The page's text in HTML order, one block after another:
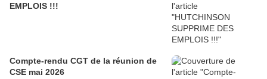
EMPLOIS !!!
Compte-rendu CGT de la réunion de
CSE mai 2026